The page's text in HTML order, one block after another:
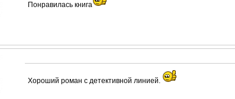
Понравилась книга
Хороший роман с детективной линией.